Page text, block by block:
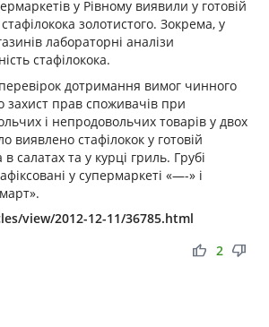
у Рівному виявили у готовій
стафілокока золотистого. Зокрема, у
лабораторні аналізи
стафілокока.
дотримання вимог чинного
захист прав споживачів при
і непродовольчих товарів у двох
виявлено стафілокок у готовій
в салатах та у курці гриль. Грубі
у супермаркеті «—-» і
view/2012-12-11/36785.html
thumb_up thumb_down
2